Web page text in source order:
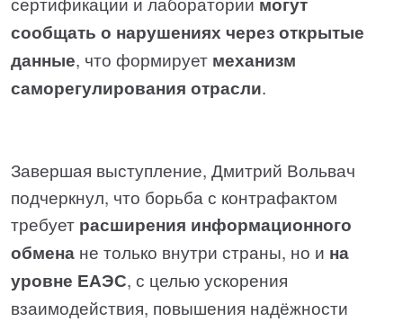
сообщать о нарушениях через открытые
данные, что формирует механизм
саморегулирования отрасли.
Завершая выступление, Дмитрий Вольвач
подчеркнул, что борьба с контрафактом
требует расширения информационного
обмена не только внутри страны, но и на
уровне ЕАЭС, с целью ускорения
взаимодействия, повышения надёжности